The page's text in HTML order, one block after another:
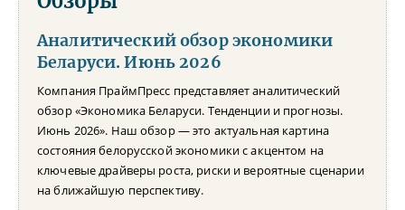
Аналитический обзор экономики
Беларуси. Июнь 2026
Компания ПраймПресс представляет аналитический
обзор «Экономика Беларуси. Тенденции и прогнозы.
Июнь 2026». Наш обзор — это актуальная картина
состояния белорусской экономики с акцентом на
ключевые драйверы роста, риски и вероятные сценарии
на ближайшую перспективу.